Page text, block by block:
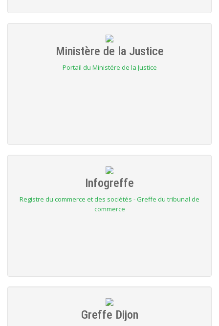
Ministère de la Justice
Portail du Ministére de la Justice
Infogreffe
Registre du commerce et des sociétés - Greffe du tribunal de
commerce
Greffe Dijon